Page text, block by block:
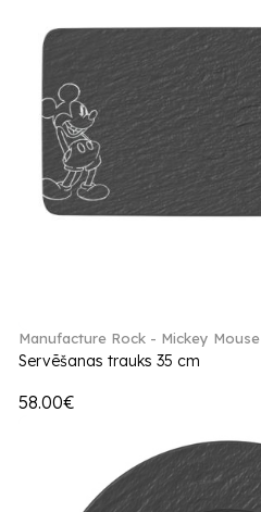
Manufacture Rock - Mickey Mouse
Servēšanas trauks 35 cm
58.00€